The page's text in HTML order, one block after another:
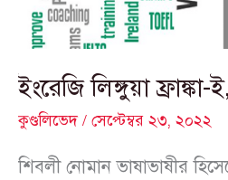
ইংরেজি লিঙ্গুয়া ফ্রাঙ্কা-
কুণ্ডলিভেদ/ সেপ্টেম্বর ২৩, ২০২২
শিবলী নোমান ভাষাভাষীর